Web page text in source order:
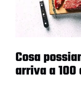
Cosa
arriva a 100